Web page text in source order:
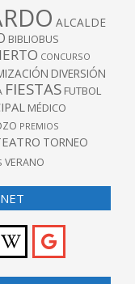
ALCALDE
BIBLIOBUS
CONCURSO
DIVERSIÓN
FIESTAS FUTBOL
MÉDICO
PREMIOS
TORNEO
VERANO